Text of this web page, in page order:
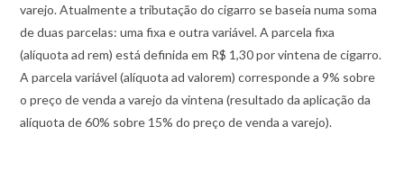
varejo. Atualmente a tributação do cigarro se baseia numa soma
de duas parcelas: uma fixa e outra variável. A parcela fixa
(alíquota ad rem) está definida em R$ 1,30 por vintena de cigarro.
A parcela variável (alíquota ad valorem) corresponde a 9% sobre
o preço de venda a varejo da vintena (resultado da aplicação da
alíquota de 60% sobre 15% do preço de venda a varejo).